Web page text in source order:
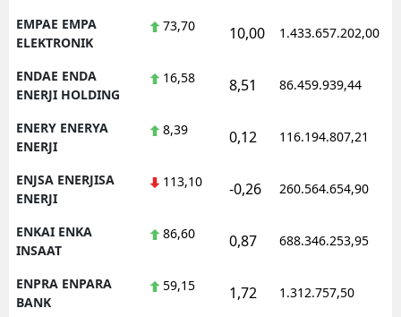
EMPAE EMPA
ELEKTRONIK
73,70 10,00 1.433.657.202,00
ENDAE ENDA
ENERJI HOLDING
16,58 8,51 86.459.939,44
ENERY ENERYA
ENERJI
8,39 0,12 116.194.807,21
ENJSA ENERJISA
ENERJI
113,10 -0,26 260.564.654,90
ENKAI ENKA
INSAAT
86,60 0,87 688.346.253,95
ENPRA ENPARA
BANK
59,15 1,72 1.312.757,50